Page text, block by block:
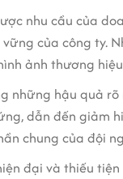
nhu cầu của
của công ty.
ảnh thương
những hậu quả
dẫn đến giảm
chung của đội
đại và thiếu